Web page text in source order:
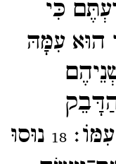
כִּי
הוּא עִמָּהּ
18 נוּסוּ